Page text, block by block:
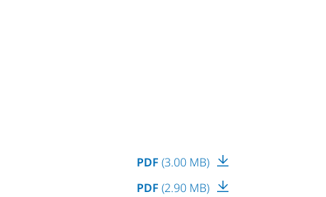
PDF (3.00 MB)
PDF (2.90 MB)